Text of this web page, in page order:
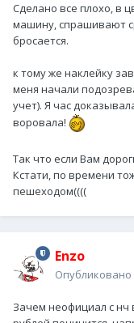
Сделано все плохо, в
машину, спрашивают
бросается.
к тому же наклейку
меня начали
учет). Я час
воровала!
Так что если Вам
Кстати, по времени
пешеходом((((
Enzo
Опубликовано
Зачем неофициал с нч